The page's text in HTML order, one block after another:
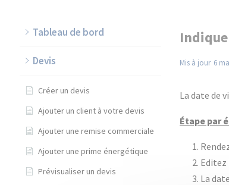
Tableau de bord
Devis
Créer un devis
Ajouter un client à votre devis
Ajouter une remise commerciale
Ajouter une prime énergétique
Prévisualiser un devis
Mis à jour 6
La date de
Étape par
Editez
La